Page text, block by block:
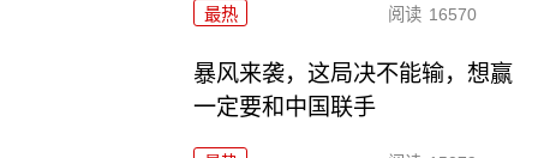
最热 阅读 16570
暴风来袭，这局决不能输，想赢
一定要和中国联手